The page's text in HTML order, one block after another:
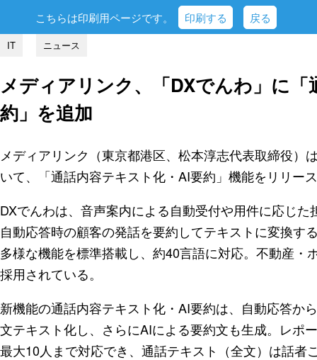
こちらは印刷用ページです。 印刷する 戻る
IT ニュース
メディアリンク、「DXでんわ」に
約」を追加
メディアリンク（東京都港区、松本淳志代表取締役）
いて、「通話内容テキスト化・AI要約」機能をリリー
DXでんわは、音声案内による自動受付や用件に応じ
自動応答時の顧客の発話を要約してテキストに変換す
多様な機能を標準搭載し、約40言語に対応。不動産・
採用されている。
新機能の通話内容テキスト化・AI要約は、自動応答か
文テキスト化し、さらにAIによる要約文も生成。レポ
最大10人まで対応でき、通話テキスト（全文）は話者